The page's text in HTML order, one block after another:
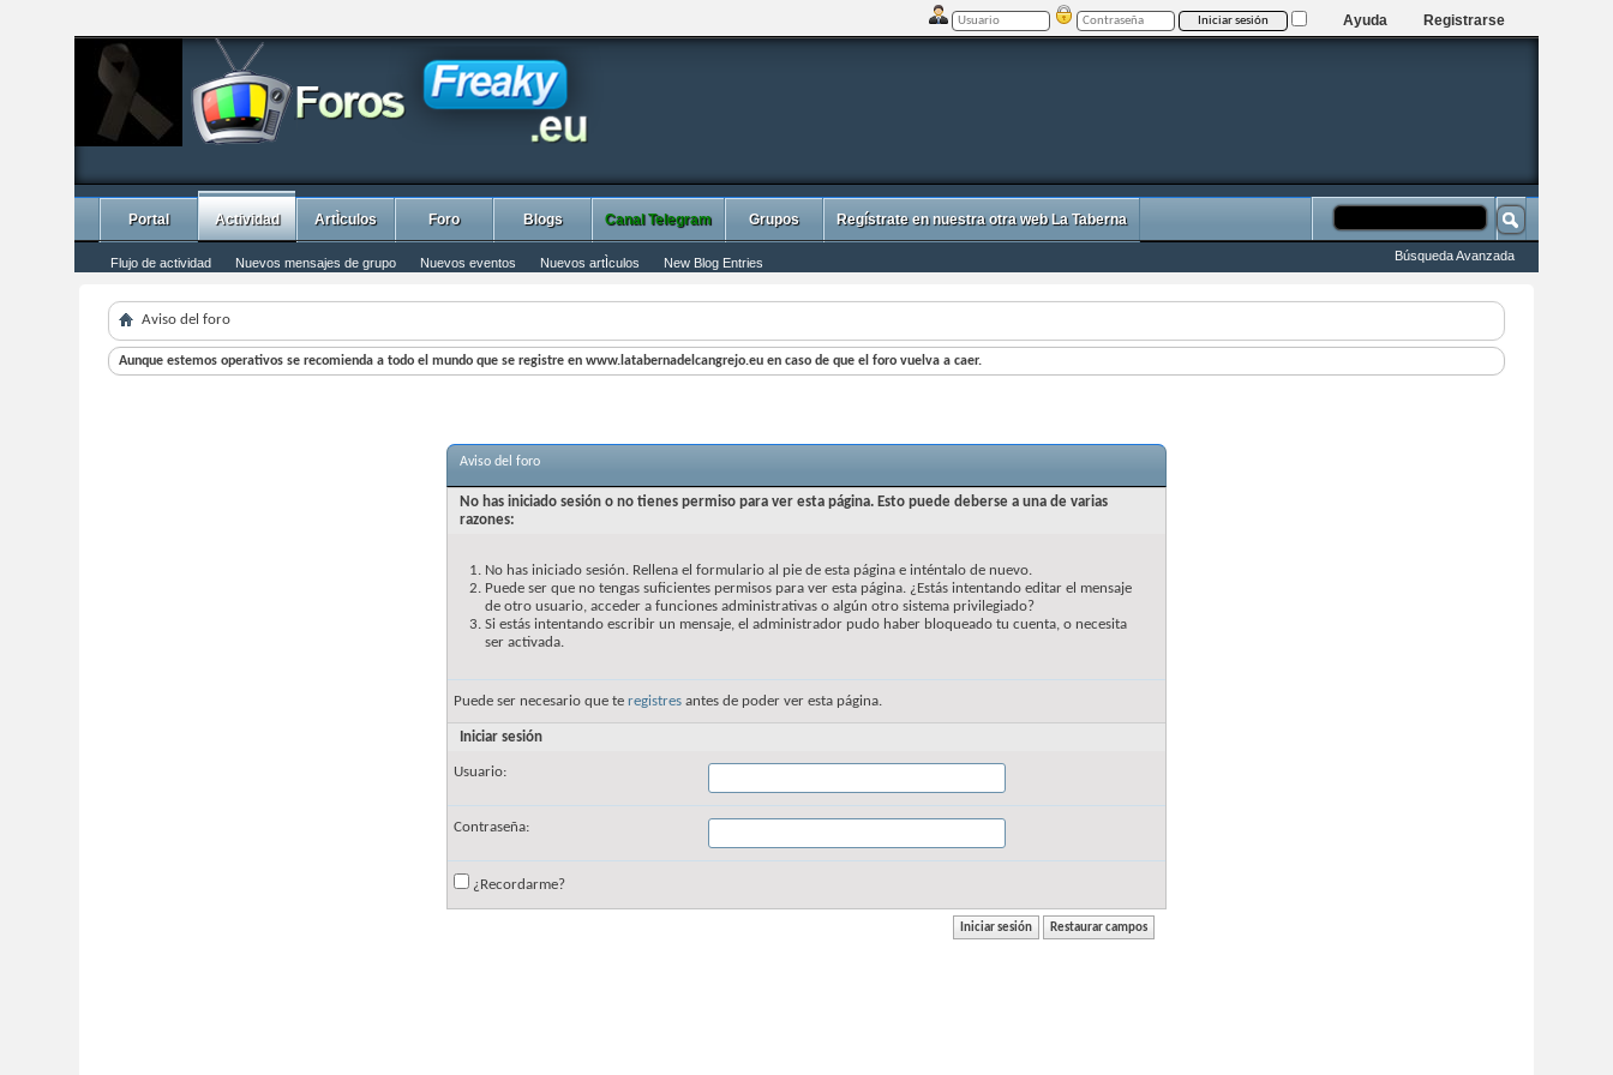
Registrarse
Ayuda
Portal Actividad
Flujo de actividad Nuevos mensajes de grupo Nuevos eventos Nuevos artÌculos New Blog Entries
ArtÌculos Foro Blogs Canal Telegram Grupos Regístrate en nuestra otra web La Taberna
Búsqueda Avanzada
Aviso del foro
Aunque estemos operativos se recomienda a todo el mundo que se registre en www.latabernadelcangrejo.eu en caso de que el foro vuelva a caer.
Aviso del foro
No has iniciado sesión o no tienes permiso para ver esta página. Esto puede deberse a una de varias
razones:
No has iniciado sesión. Rellena el formulario al pie de esta página e inténtalo de nuevo.
Puede ser que no tengas suficientes permisos para ver esta página. ¿Estás intentando editar el mensaje
de otro usuario, acceder a funciones administrativas o algún otro sistema privilegiado?
Si estás intentando escribir un mensaje, el administrador pudo haber bloqueado tu cuenta, o necesita
ser activada.
Puede ser necesario que te registres antes de poder ver esta página.
Iniciar sesión
Usuario:
Contraseña:
¿Recordarme?